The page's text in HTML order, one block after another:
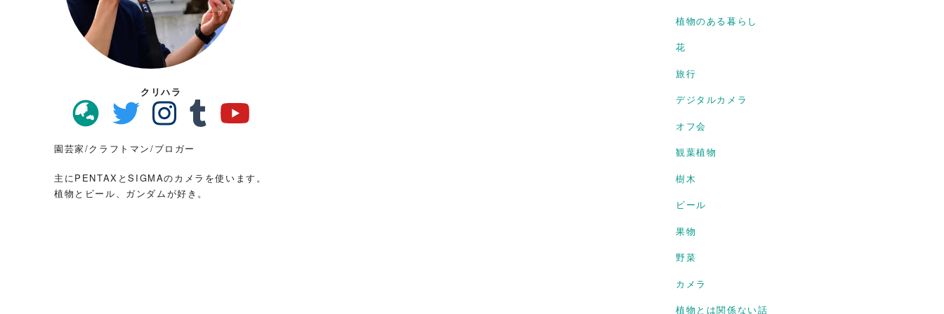
クリハラ
園芸家/クラフトマン/ブロガー
主にPENTAXとSIGMAのカメラを使います。
植物とビール、ガンダムが好き。
植物のある暮らし
花
旅行
デジタルカメラ
オフ会
観葉植物
樹木
ビール
果物
野菜
カメラ
植物とは関係ない話